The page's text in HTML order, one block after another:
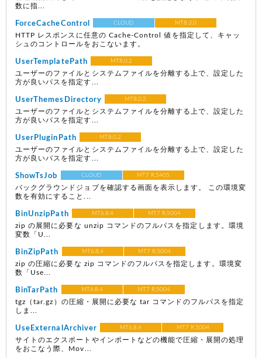
数に指...
ForceCacheControl CLOUD MT8.3.0
HTTP レスポンスに任意の Cache-Control 値を指定して、キャッ
シュのコントロールをおこないます。
UserTemplatePath MT8.0.2
ユーザーのファイルとシステムファイルを分離する上で、設定した
方が良いパスを指定す...
UserThemesDirectory MT8.0.2
ユーザーのファイルとシステムファイルを分離する上で、設定した
方が良いパスを指定す...
UserPluginPath MT8.0.2
ユーザーのファイルとシステムファイルを分離する上で、設定した
方が良いパスを指定す...
ShowTsJob CLOUD MT7 R.5405
バックグラウンドジョブを確認する画面を表示します。 この環境変
数を有効にすること...
BinUnzipPath MT6.8.4 MT7 R.5004
zip の展開に必要な unzip コマンドのフルパスを指定します。環境
変数「U...
BinZipPath MT6.8.4 MT7 R.5004
zip の圧縮に必要な zip コマンドのフルパスを指定します。環境変
数「Use...
BinTarPath MT6.8.4 MT7 R.5004
tgz（tar.gz）の圧縮・展開に必要な tar コマンドのフルパスを指定
しま...
UseExternalArchiver MT6.8.4 MT7 R.5004
サイトのエクスポートやインポートなどの機能で圧縮・展開の処理
をおこなう際、Mov...